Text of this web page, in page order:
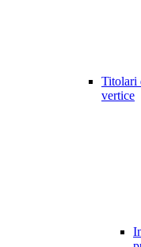
Titolari
vertice